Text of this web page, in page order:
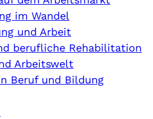
im Wandel
und Arbeit
berufliche Rehabilitation
Arbeitswelt
Beruf und Bildung